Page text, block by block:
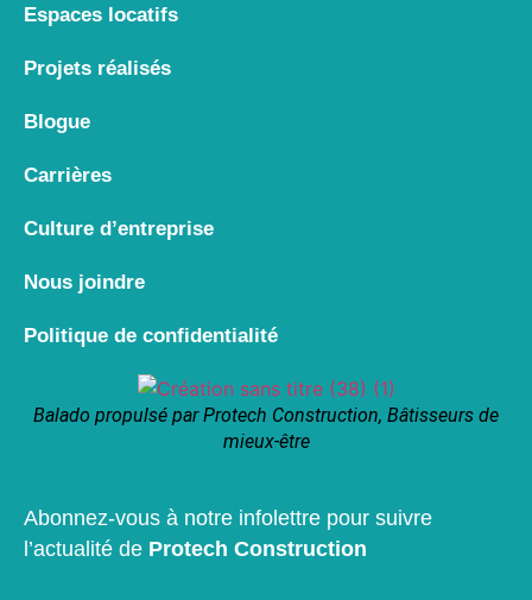
Espaces locatifs
Projets réalisés
Blogue
Carrières
Culture d’entreprise
Nous joindre
Politique de confidentialité
Balado propulsé par Protech Construction, Bâtisseurs de
mieux-être
Abonnez-vous à notre infolettre pour suivre
l’actualité de Protech Construction